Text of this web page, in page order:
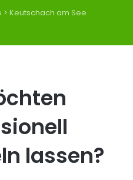
> Keutschach am See
lassen?